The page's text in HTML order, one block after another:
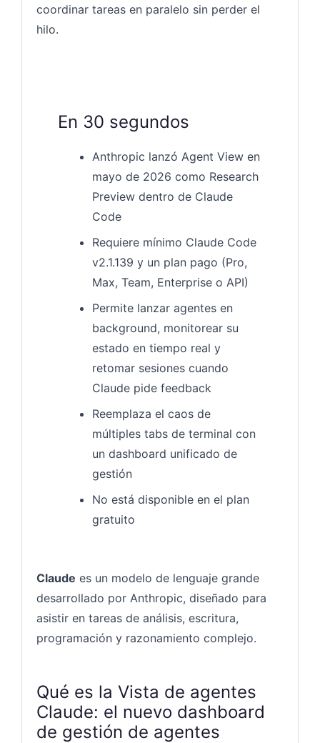
coordinar tareas en paralelo sin perder el
hilo.
En 30 segundos
Anthropic lanzó Agent View en
mayo de 2026 como Research
Preview dentro de Claude
Code
Requiere mínimo Claude Code
v2.1.139 y un plan pago (Pro,
Max, Team, Enterprise o API)
Permite lanzar agentes en
background, monitorear su
estado en tiempo real y
retomar sesiones cuando
Claude pide feedback
Reemplaza el caos de
múltiples tabs de terminal con
un dashboard unificado de
gestión
No está disponible en el plan
gratuito
Claude es un modelo de lenguaje grande
desarrollado por Anthropic, diseñado para
asistir en tareas de análisis, escritura,
programación y razonamiento complejo.
Qué es la Vista de agentes
Claude: el nuevo dashboard
de gestión de agentes